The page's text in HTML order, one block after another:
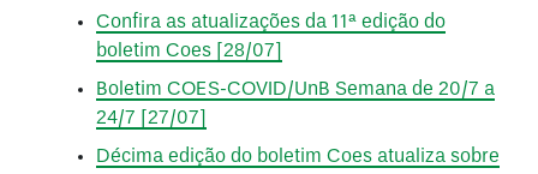
Confira as atualizações da 11ª edição do
boletim Coes [28/07]
Boletim COES-COVID/UnB Semana de 20/7 a
24/7 [27/07]
Décima edição do boletim Coes atualiza sobre